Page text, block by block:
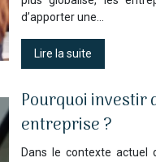
d’apporter une…
Lire la suite
Pourquoi investir
entreprise ?
Dans le contexte actuel